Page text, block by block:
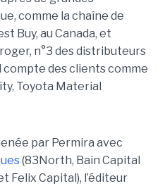
comme la chaîne de
Buy, au Canada, et
n°3 des distributeurs
compte des clients comme
Toyota Material
par Permira avec
(83North, Bain Capital
Felix Capital), l’éditeur